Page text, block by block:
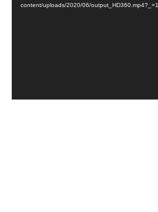
content/uploads/2020/06/output_HD360.mp4?_=1